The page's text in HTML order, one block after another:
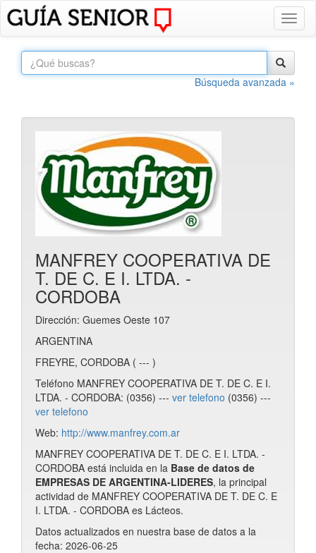
Búsqueda avanzada »
MANFREY COOPERATIVA DE
T. DE C. E I. LTDA. -
CORDOBA
Dirección: Guemes Oeste 107
ARGENTINA
FREYRE, CORDOBA ( --- )
Teléfono MANFREY COOPERATIVA DE T. DE C. E I.
LTDA. - CORDOBA: (0356) --- ver telefono (0356) ---
ver telefono
Web: http://www.manfrey.com.ar
MANFREY COOPERATIVA DE T. DE C. E I. LTDA. -
CORDOBA está incluida en la Base de datos de
EMPRESAS DE ARGENTINA-LIDERES, la principal
actividad de MANFREY COOPERATIVA DE T. DE C. E
I. LTDA. - CORDOBA es Lácteos.
Datos actualizados en nuestra base de datos a la
fecha: 2026-06-25